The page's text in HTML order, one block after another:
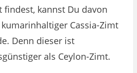
findest, kannst Du davon
Cassia-Zimt
Denn dieser ist
als Ceylon-Zimt.